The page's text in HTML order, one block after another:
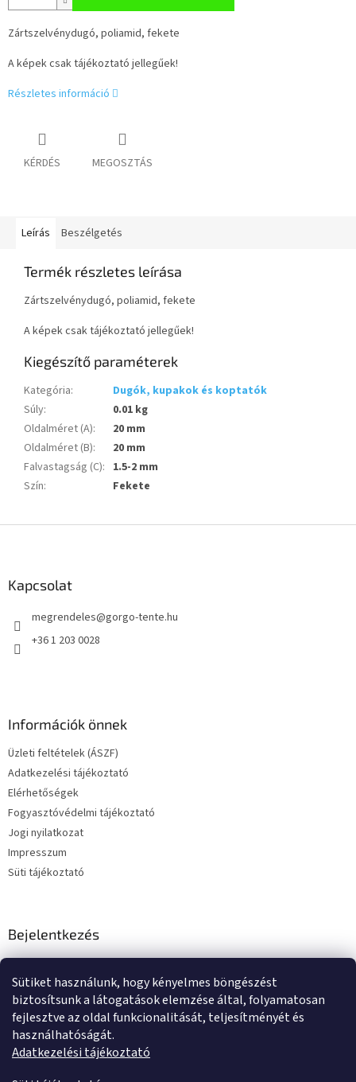
Sütiket használunk, hogy kényelmes böngészést
biztosítsunk a látogatások elemzése által, folyamatosan
fejlesztve az oldal funkcionalitását, teljesítményét és
használhatóságát.
Adatkezelési tájékoztató
Zártszelvénydugó, poliamid, fekete
A képek csak tájékoztató jellegűek!
Részletes információ
KÉRDÉS MEGOSZTÁS
Leírás Beszélgetés
Termék részletes leírása
Zártszelvénydugó, poliamid, fekete
A képek csak tájékoztató jellegűek!
Kiegészítő paraméterek
Kategória:
Dugók, kupakok és koptatók
Súly:
0.01 kg
Oldalméret (A):
20 mm
Oldalméret (B):
20 mm
Falvastagság (C): 1.5-2 mm
Szín: Fekete
Kapcsolat
megrendeles@gorgo-tente.hu
+36 1 203 0028
Információk önnek
Üzleti feltételek (ÁSZF)
Adatkezelési tájékoztató
Elérhetőségek
Fogyasztóvédelmi tájékoztató
Jogi nyilatkozat
Impresszum
Süti tájékoztató
Bejelentkezés
Jelszó
BEJELENTKEZÉS
Új regisztrációElfelejtett jelszó